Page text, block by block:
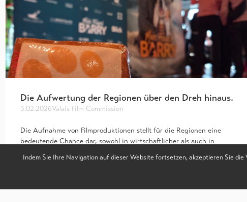
Die Aufwertung der Regionen über den Dreh hinaus.
3.02.2026Valais Film Commission
Die Aufnahme von Filmproduktionen stellt für die Regionen eine
bedeutende Chance dar, sowohl in wirtschaftlicher als auch in
Indem Sie Ihre Navigation auf dieser Website fortsetzen, akzeptieren Sie